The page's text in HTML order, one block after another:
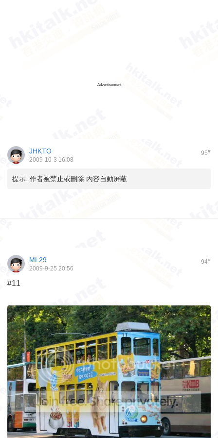
Advertisement
95#
JHKTO
2009-10-3 16:08
提示: 作者被禁止或刪除 內容自動屏蔽
94#
ML29
2009-9-25 20:56
#11